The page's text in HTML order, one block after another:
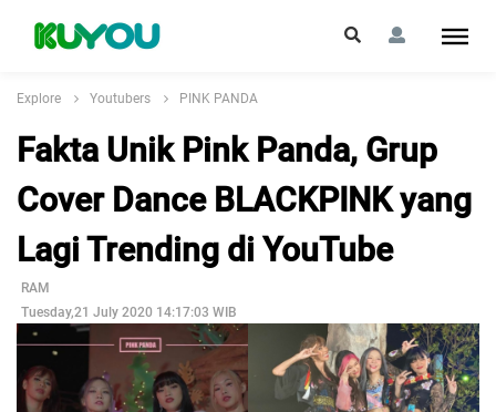
Explore Youtubers PINK PANDA
Fakta Unik Pink Panda, Grup
Cover Dance BLACKPINK yang
Lagi Trending di YouTube
RAM
Tuesday,21 July 2020 14:17:03 WIB